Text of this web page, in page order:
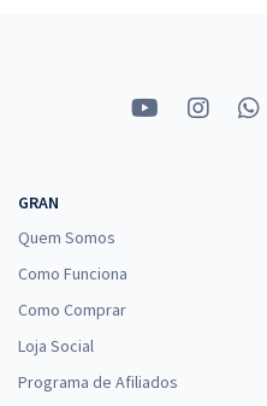
GRAN
Quem Somos
Como Funciona
Como Comprar
Loja Social
Programa de Afiliados